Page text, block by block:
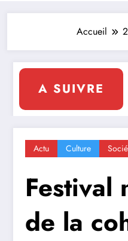
Accueil
A SUIVRE
de la Côte d’Ivoire en
Faé
Actu Culture
Festival
de la